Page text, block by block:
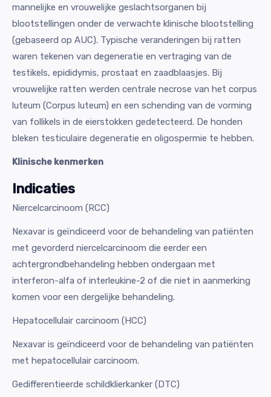
mannelijke en vrouwelijke geslachtsorganen bij
blootstellingen onder de verwachte klinische blootstelling
(gebaseerd op AUC). Typische veranderingen bij ratten
waren tekenen van degeneratie en vertraging van de
testikels, epididymis, prostaat en zaadblaasjes. Bij
vrouwelijke ratten werden centrale necrose van het corpus
luteum (Corpus luteum) en een schending van de vorming
van follikels in de eierstokken gedetecteerd. De honden
bleken testiculaire degeneratie en oligospermie te hebben.
Klinische kenmerken
Indicaties
Niercelcarcinoom (RCC)
Nexavar is geïndiceerd voor de behandeling van patiënten
met gevorderd niercelcarcinoom die eerder een
achtergrondbehandeling hebben ondergaan met
interferon-alfa of interleukine-2 of die niet in aanmerking
komen voor een dergelijke behandeling.
Hepatocellulair carcinoom (HCC)
Nexavar is geïndiceerd voor de behandeling van patiënten
met hepatocellulair carcinoom.
Gedifferentieerde schildklierkanker (DTC)